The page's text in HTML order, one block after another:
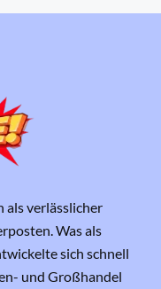
als verlässlicher
Was als
sich schnell
und Großhandel